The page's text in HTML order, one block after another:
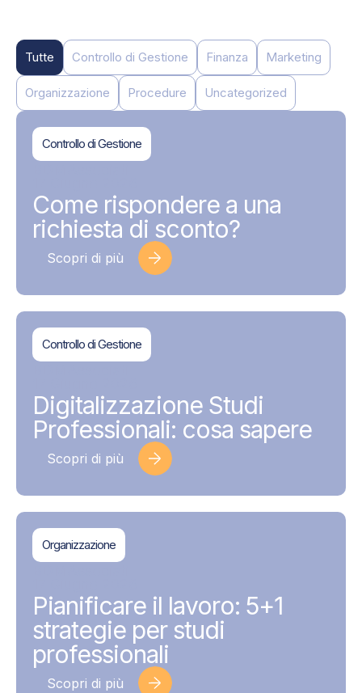
Controllo di Gestione Finanza Marketing
Organizzazione Procedure Uncategorized
Tutte
Controllo di Gestione
Come rispondere a una
richiesta di sconto?
Scopri di più
Controllo di Gestione
Digitalizzazione Studi
Professionali: cosa sapere
Scopri di più
Organizzazione
Pianificare il lavoro: 5+1
strategie per studi
professionali
Scopri di più